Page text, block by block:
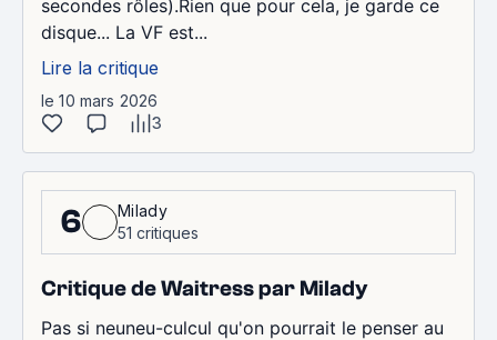
secondes rôles).Rien que pour cela, je garde ce
disque... La VF est...
Lire la critique
le 10 mars 2026
3
6
Milady
51 critiques
Critique de Waitress par Milady
Pas si neuneu-culcul qu'on pourrait le penser au